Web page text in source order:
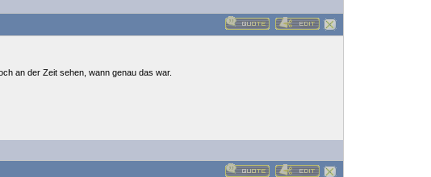
an der Zeit sehen, wann genau das war.